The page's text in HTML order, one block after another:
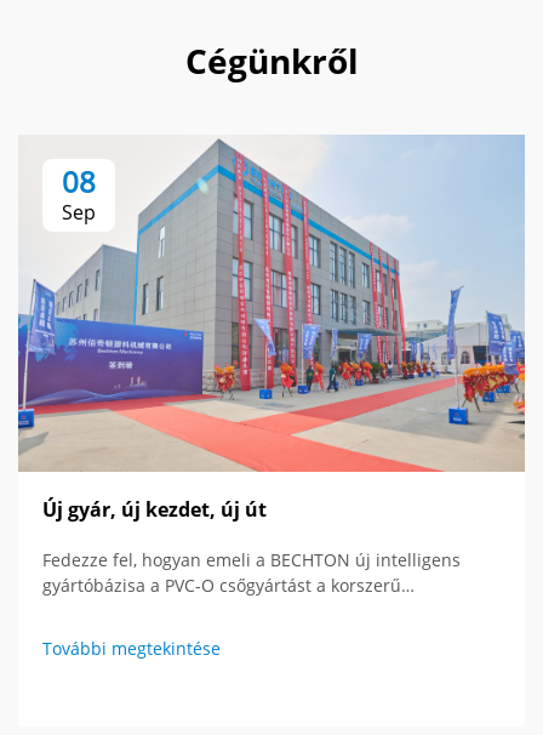
Cégünkről
08
Sep
Új gyár, új kezdet, új út
Fedezze fel, hogyan emeli a BECHTON új intelligens
gyártóbázisa a PVC-O csőgyártást a korszerű
extrúziós berendezések jövőjét.
További megtekintése